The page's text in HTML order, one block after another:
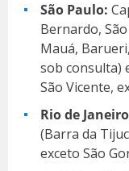
São Paulo:
Bernardo,
Mauá,
sob consulta)
São Vicente,
Rio de
(Barra da
exceto São